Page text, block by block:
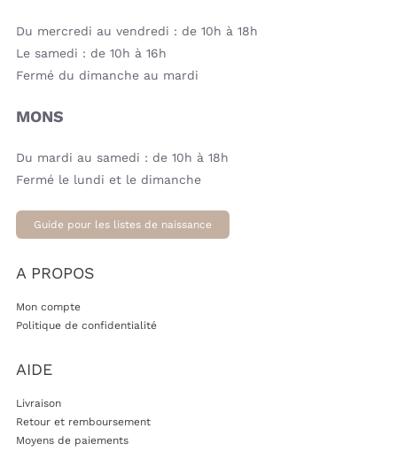
Du mercredi au vendredi : de 10h à 18h
Le samedi : de 10h à 16h
Fermé du dimanche au mardi
MONS
Du mardi au samedi : de 10h à 18h
Fermé le lundi et le dimanche
Guide pour les listes de naissance
A PROPOS
Mon compte
Politique de confidentialité
AIDE
Livraison
Retour et remboursement
Moyens de paiements